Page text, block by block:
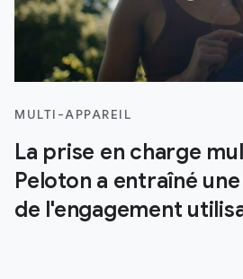
MULTI-APPAREIL
La prise en charge
Peloton a entraîné
de l'engagement